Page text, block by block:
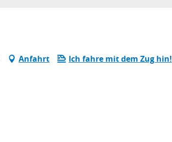
Anfahrt Ich fahre mit dem Zug hin!